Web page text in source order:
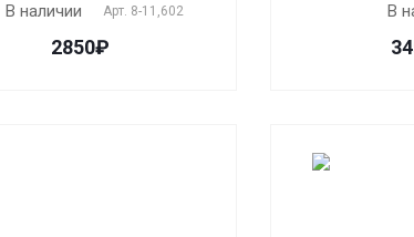
В наличии Арт. 8-11,602
2850₽
В